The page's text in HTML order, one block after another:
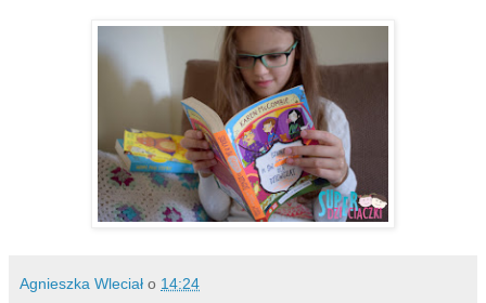
Agnieszka Wleciał o 14:24